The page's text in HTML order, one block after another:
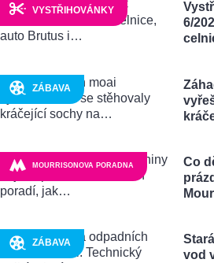
VYSTŘIHOVÁNKY
6/
ZÁBAVA
MOURRISONOVA PORADNA
Co
ZÁBAVA
vod